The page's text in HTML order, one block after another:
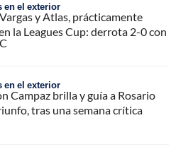
en el exterior
y Atlas, prácticamente
la Leagues Cup: derrota 2-0 con
en el exterior
Campaz brilla y guía a Rosario
tras una semana crítica